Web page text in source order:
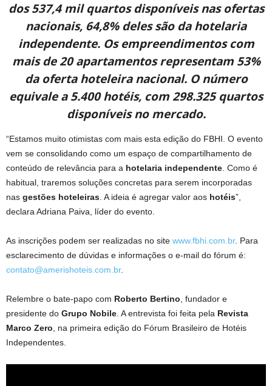
dos 537,4 mil quartos disponíveis nas ofertas
nacionais, 64,8% deles são da hotelaria
independente. Os empreendimentos com
mais de 20 apartamentos representam 53%
da oferta hoteleira nacional. O número
equivale a 5.400 hotéis, com 298.325 quartos
disponíveis no mercado.
“Estamos muito otimistas com mais esta edição do FBHI. O evento
vem se consolidando como um espaço de compartilhamento de
conteúdo de relevância para a hotelaria independente . Como é
habitual, traremos soluções concretas para serem incorporadas
nas gestões hoteleiras . A ideia é agregar valor aos hotéis”,
declara Adriana Paiva, líder do evento.
As inscrições podem ser realizadas no site www.fbhi.com.br. Para
esclarecimento de dúvidas e informações o e-mail do fórum é:
contato@amerishoteis.com.br.
Relembre o bate-papo com Roberto Bertino , fundador e
presidente do Grupo Nobile . A entrevista foi feita pela Revista
Marco Zero , na primeira edição do Fórum Brasileiro de Hotéis
Independentes.